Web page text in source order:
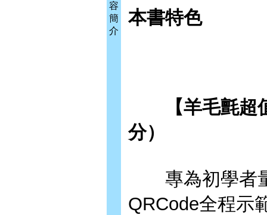
容
簡
介
本書特色
【羊毛氈超值
分）
專為初學者量
QRCode全程示